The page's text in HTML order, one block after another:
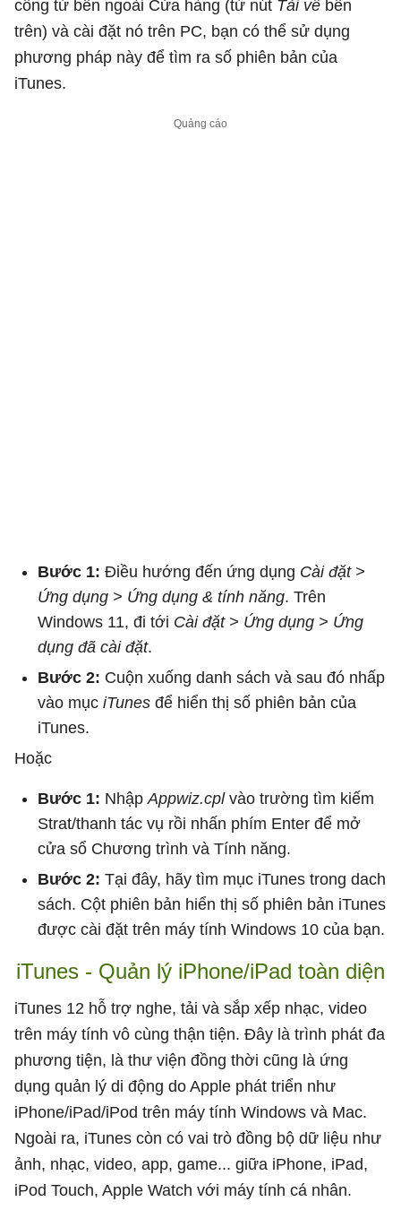
công từ bên ngoài Cửa hàng (từ nút Tải về bên
trên) và cài đặt nó trên PC, bạn có thể sử dụng
phương pháp này để tìm ra số phiên bản của
iTunes.
Bước 1: Điều hướng đến ứng dụng Cài đặt >
Ứng dụng > Ứng dụng & tính năng. Trên
Windows 11, đi tới Cài đặt > Ứng dụng > Ứng
dụng đã cài đặt.
Bước 2: Cuộn xuống danh sách và sau đó nhấp
vào mục iTunes để hiển thị số phiên bản của
iTunes.
Hoặc
Bước 1: Nhập Appwiz.cplvào trường tìm kiếm
Strat/thanh tác vụ rồi nhấn phím Enter để mở
cửa sổ Chương trình và Tính năng.
Bước 2: Tại đây, hãy tìm mục iTunes trong dach
sách. Cột phiên bản hiển thị số phiên bản iTunes
được cài đặt trên máy tính Windows 10 của bạn.
iTunes - Quản lý iPhone/iPad toàn diện
iTunes 12 hỗ trợ nghe, tải và sắp xếp nhạc, video
trên máy tính vô cùng thận tiện. Đây là trình phát đa
phương tiện, là thư viện đồng thời cũng là ứng
dụng quản lý di động do Apple phát triển như
iPhone/iPad/iPod trên máy tính Windows và Mac.
Ngoài ra, iTunes còn có vai trò đồng bộ dữ liệu như
ảnh, nhạc, video, app, game... giữa iPhone, iPad,
iPod Touch, Apple Watch với máy tính cá nhân.